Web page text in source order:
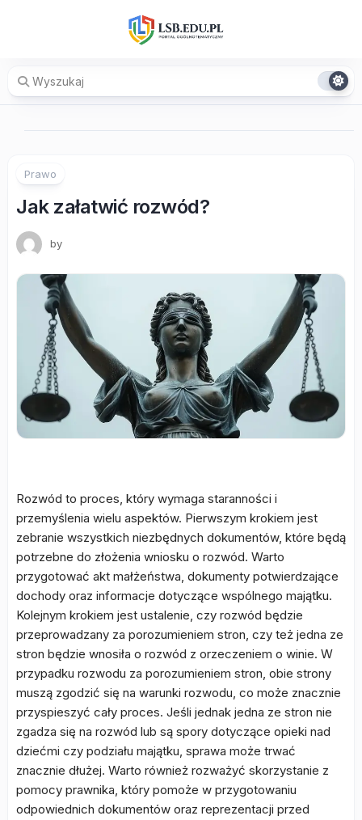
Prawo
Jak załatwić rozwód?
by
Rozwód to proces, który wymaga staranności i
przemyślenia wielu aspektów. Pierwszym krokiem jest
zebranie wszystkich niezbędnych dokumentów, które będą
potrzebne do złożenia wniosku o rozwód. Warto
przygotować akt małżeństwa, dokumenty potwierdzające
dochody oraz informacje dotyczące wspólnego majątku.
Kolejnym krokiem jest ustalenie, czy rozwód będzie
przeprowadzany za porozumieniem stron, czy też jedna ze
stron będzie wnosiła o rozwód z orzeczeniem o winie. W
przypadku rozwodu za porozumieniem stron, obie strony
muszą zgodzić się na warunki rozwodu, co może znacznie
przyspieszyć cały proces. Jeśli jednak jedna ze stron nie
zgadza się na rozwód lub są spory dotyczące opieki nad
dziećmi czy podziału majątku, sprawa może trwać
znacznie dłużej. Warto również rozważyć skorzystanie z
pomocy prawnika, który pomoże w przygotowaniu
odpowiednich dokumentów oraz reprezentacji przed